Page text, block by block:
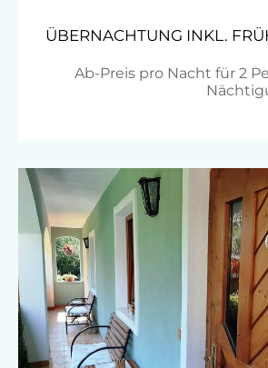
Radwege
Tennisplatz
ÜBERNACHTUNG INKL.
Ab-Preis pro Nacht für 2